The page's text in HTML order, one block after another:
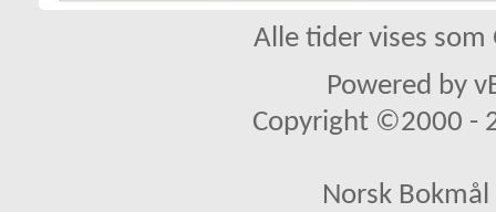
Alle tider vises som
Powered by
Copyright ©2000 -
Norsk